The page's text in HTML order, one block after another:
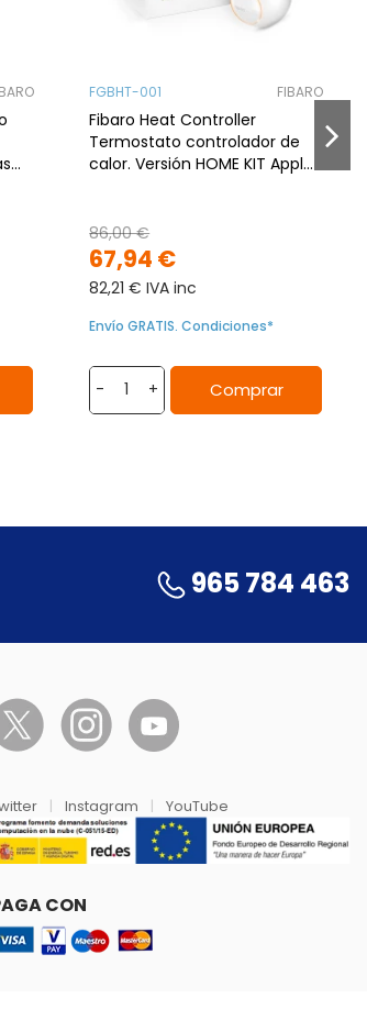
FGBHT-001 FIBARO
Fibaro Heat Controller
Termostato controlador de
calor. Versión HOME KIT Apple
67,94 €
86,00 €
82,21 € IVA inc
Envío GRATIS. Condiciones*
- + Comprar
965 784 463
| Instagram | YouTube
CON